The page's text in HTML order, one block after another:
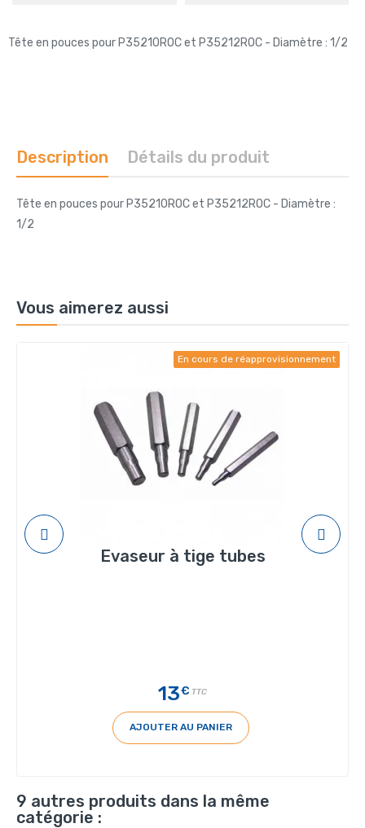
Tête en pouces pour P35210ROC et P35212ROC - Diamètre : 1/2
Description Détails du produit
Tête en pouces pour P35210ROC et P35212ROC - Diamètre :
1/2
Vous aimerez aussi
En cours de réapprovisionnement
Evaseur à tige tubes
13€ TTC
AJOUTER AU PANIER
9 autres produits dans la même
catégorie :